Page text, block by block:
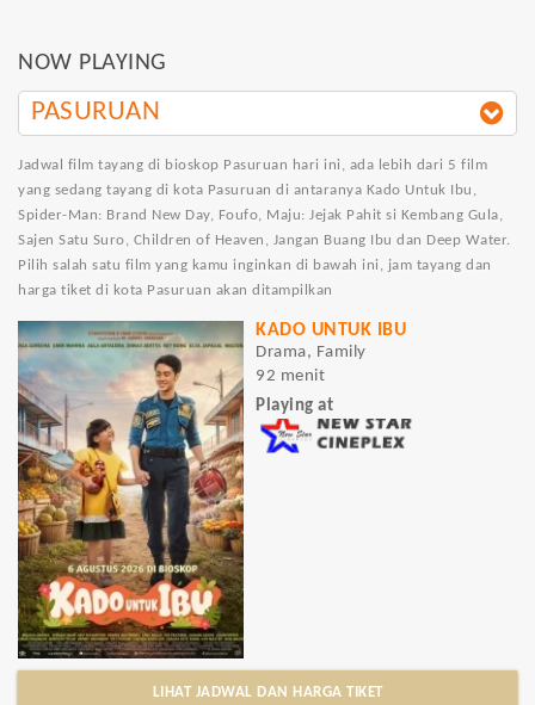
NOW PLAYING
PASURUAN
Jadwal film tayang di bioskop Pasuruan hari ini, ada lebih dari 5 film
yang sedang tayang di kota Pasuruan di antaranya Kado Untuk Ibu,
Spider-Man: Brand New Day, Foufo, Maju: Jejak Pahit si Kembang Gula,
Sajen Satu Suro, Children of Heaven, Jangan Buang Ibu dan Deep Water.
Pilih salah satu film yang kamu inginkan di bawah ini, jam tayang dan
harga tiket di kota Pasuruan akan ditampilkan
KADO UNTUK IBU
Drama, Family
92 menit
Playing at
LIHAT JADWAL DAN HARGA TIKET